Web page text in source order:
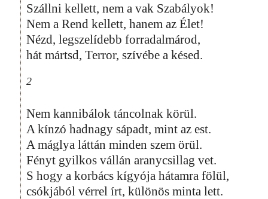
Szállni kellett, nem a vak Szabályok!
Nem a Rend kellett, hanem az Élet!
Nézd, legszelídebb forradalmárod,
hát mártsd, Terror, szívébe a késed.
2
Nem kannibálok táncolnak körül.
A kínzó hadnagy sápadt, mint az est.
A máglya láttán minden szem örül.
Fényt gyilkos vállán aranycsillag vet.
S hogy a korbács kígyója hátamra fölül,
csókjából vérrel írt, különös minta lett.